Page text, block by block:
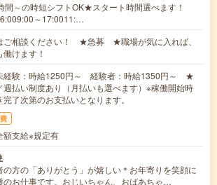
～の時短シフトOK★スタート時間選べます！
～17:0011:…
ご相談ください！ ★急募 ★職場が気に入れば、
けます！
経験：時給1250円～ 経験者：時給1350円～ ★
週払い制度あり（月払いも選べます）※稼働開始時
了次第のお支払いとなります。
額支給※規定有
の方の「ありがとう」が嬉しい＊お年寄りを笑顔に
のお仕事です。おじいちゃん、おばあちゃ…